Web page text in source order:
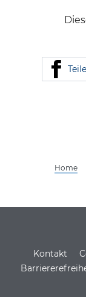
Home
Service
Kontakt